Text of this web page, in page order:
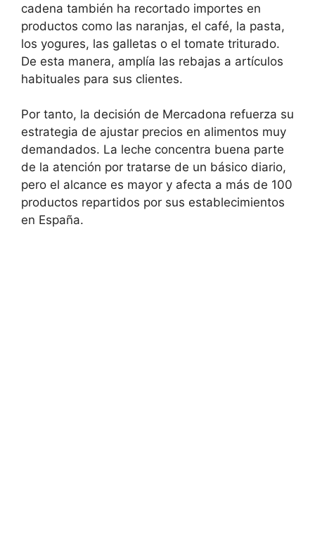
cadena también ha recortado importes en
productos como las naranjas, el café, la pasta,
los yogures, las galletas o el tomate triturado.
De esta manera, amplía las rebajas a artículos
habituales para sus clientes.
Por tanto, la decisión de Mercadona refuerza su
estrategia de ajustar precios en alimentos muy
demandados. La leche concentra buena parte
de la atención por tratarse de un básico diario,
pero el alcance es mayor y afecta a más de 100
productos repartidos por sus establecimientos
en España.